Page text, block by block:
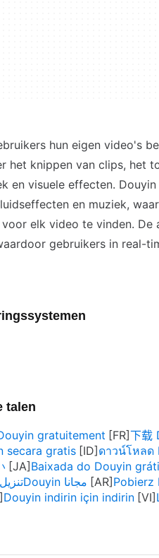
hun eigen video's
het knippen van clips, het
en visuele effecten.
en muziek,
elk video te vinden. De
gebruikers in real-
talen
gratuitement 下载
secara gratis
ดาวน์โหลด
Baixada do Douyin
تنزيلDouyin مجانا
Pobierz
Douyin indirin için indirin